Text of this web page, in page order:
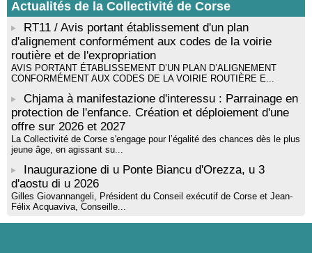
! Événement reporté ! Cycle de conférences peinture animé
par Alexandre Dominati - Mediateca territuriale di Santa Lucia di
Tallà
Actualités de la Collectivité de Corse
RT11 / Avis portant établissement d'un plan
d'alignement conformément aux codes de la voirie
routière et de l'expropriation
AVIS PORTANT ÉTABLISSEMENT D’UN PLAN D’ALIGNEMENT
CONFORMÉMENT AUX CODES DE LA VOIRIE ROUTIÈRE E...
Chjama à manifestazione d'interessu : Parrainage en
protection de l'enfance. Création et déploiement d'une
offre sur 2026 et 2027
La Collectivité de Corse s'engage pour l’égalité des chances dès le plus
jeune âge, en agissant su...
Inaugurazione di u Ponte Biancu d'Orezza, u 3
d'aostu di u 2026
Gilles Giovannangeli, Président du Conseil exécutif de Corse et Jean-
Félix Acquaviva, Conseille...